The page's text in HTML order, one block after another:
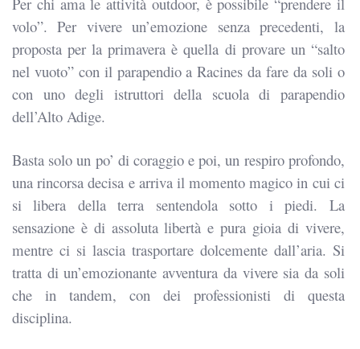
volo”. Per vivere un’emozione senza precedenti, la
proposta per la primavera è quella di provare un “salto
nel vuoto” con il parapendio a Racines da fare da soli o
con uno degli istruttori della scuola di parapendio
dell’Alto Adige.
Basta solo un po’ di coraggio e poi, un respiro profondo,
una rincorsa decisa e arriva il momento magico in cui ci
si libera della terra sentendola sotto i piedi. La
sensazione è di assoluta libertà e pura gioia di vivere,
mentre ci si lascia trasportare dolcemente dall’aria. Si
tratta di un’emozionante avventura da vivere sia da soli
che in tandem, con dei professionisti di questa
disciplina.